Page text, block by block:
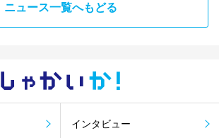
ニュース一覧へもどる
しゃかい か！
インタビュー